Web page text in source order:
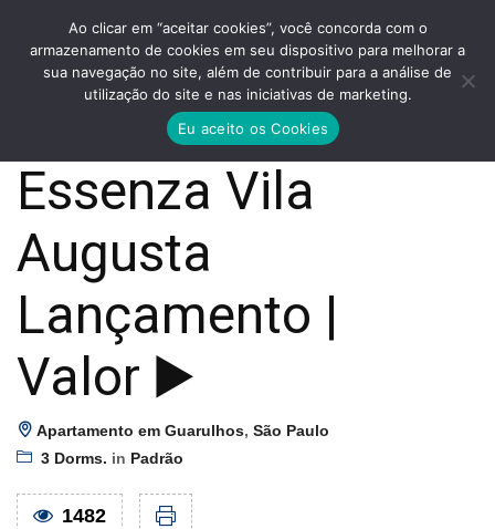
Essenza Vila
Augusta
Lançamento |
Valor ▶️
Apartamento em Guarulhos, São Paulo
3 Dorms. in Padrão
1482
Ao clicar em “aceitar cookies”, você concorda com o
armazenamento de cookies em seu dispositivo para melhorar a
sua navegação no site, além de contribuir para a análise de
utilização do site e nas iniciativas de marketing.
Eu aceito os Cookies